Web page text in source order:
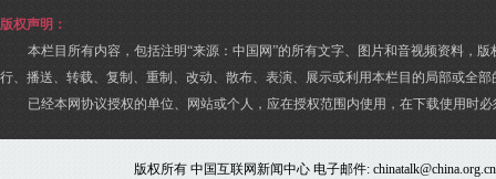
版权声明：
本栏目所有内容，包括注明“来源：中国网”的所有文字、图片和音视频资料，
行、播送、转载、复制、重制、改动、散布、表演、展示或利用本栏目的局部或全
已经本网协议授权的单位、网站或个人，应在授权范围内使用，在下载使用时
版权所有 中国互联网新闻中心 电子邮件: